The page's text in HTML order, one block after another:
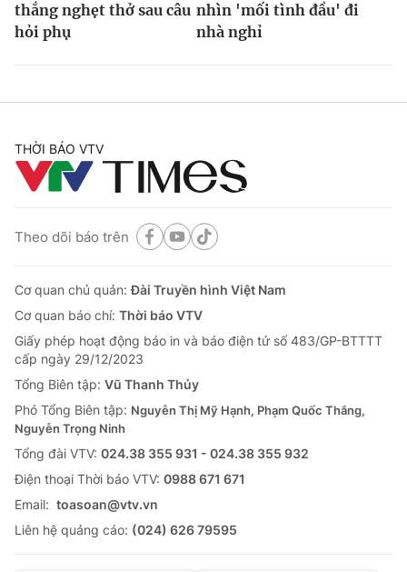
thắng nghẹt thở sau câu
hỏi phụ
nhìn 'mối tình đầu' đi
nhà nghỉ
THỜI BÁO VTV
Theo dõi báo trên
Cơ quan chủ quản:Đài Truyền hình Việt Nam
Cơ quan báo chí: Thời báo VTV
Giấy phép hoạt động báo in và báo điện tử số 483/GP-BTTTT
cấp ngày 29/12/2023
Tổng Biên tập: Vũ Thanh Thủy
Phó Tổng Biên tập: Nguyễn Thị Mỹ Hạnh, Phạm Quốc Thắng,
Nguyễn Trọng Ninh
Tổng đài VTV: 024.38 355 931 - 024.38 355 932
Ðiện thoại Thời báo VTV: 0988 671 671
Email: toasoan@vtv.vn
Liên hệ quảng cáo: (024) 626 79595